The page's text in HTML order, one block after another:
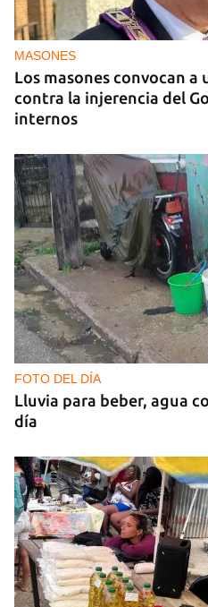
MASONES
Los masones convocan
contra la injerencia del
internos
FOTO DEL DÍA
Lluvia para beber, agua
día